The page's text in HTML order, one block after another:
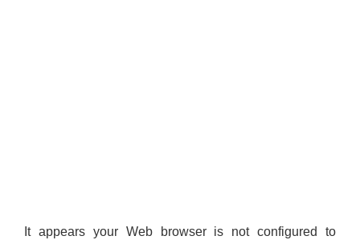
It appears your Web browser is not configured to